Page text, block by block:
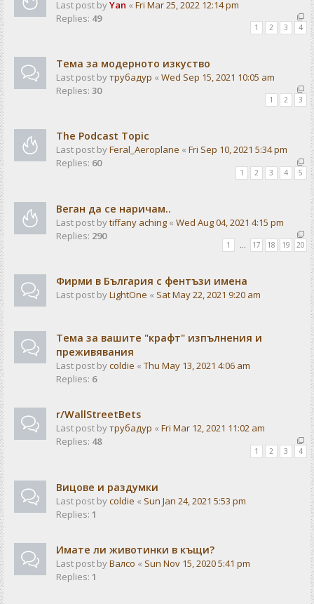
Last post byYan « Fri Mar 25, 2022 12:14 pm
Replies: 49
1 2 3 4
Тема за модерното изкуство
Last post byтрубадур « Wed Sep 15, 2021 10:05 am
Replies: 30
1 2 3
The Podcast Topic
Last post byFeral_Aeroplane « Fri Sep 10, 2021 5:34 pm
Replies: 60
1 2 3 4 5
Веган да се наричам..
Last post bytiffany aching « Wed Aug 04, 2021 4:15 pm
Replies: 290
1 … 17 18 19 20
Фирми в България с фентъзи имена
Last post byLightOne « Sat May 22, 2021 9:20 am
Тема за вашите "крафт" изпълнения и
преживявания
Last post bycoldie « Thu May 13, 2021 4:06 am
Replies: 6
r/WallStreetBets
Last post byтрубадур « Fri Mar 12, 2021 11:02 am
Replies: 48
1 2 3 4
Вицове и раздумки
Last post bycoldie « Sun Jan 24, 2021 5:53 pm
Replies: 1
Имате ли животинки в къщи?
Last post byВалсо « Sun Nov 15, 2020 5:41 pm
Replies: 1